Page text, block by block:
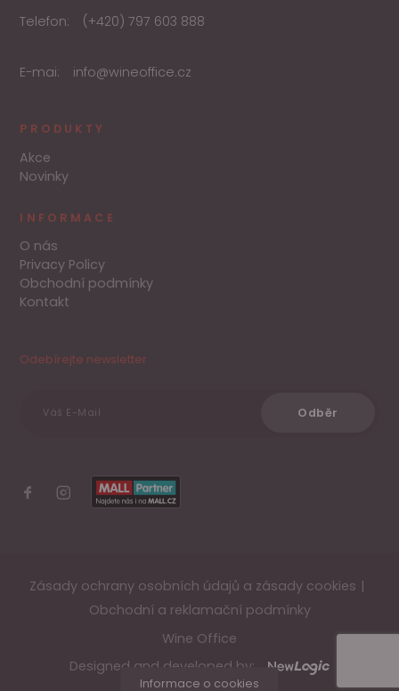
Telefon: (+420) 797 603 888
E-mai: info@wineoffice.cz
PRODUKTY
Akce
Novinky
INFORMACE
O nás
Privacy Policy
Obchodní podmínky
Kontakt
Odebírejte newsletter
Váš E-Mail Odběr
Zásady ochrany osobních údajů a zásady cookies
Obchodní a reklamační podmínky
Wine Office
Designed and developed by: